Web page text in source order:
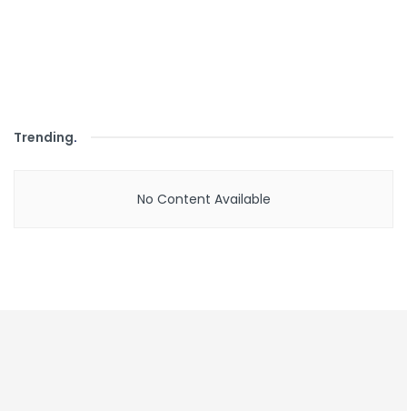
Trending.
No Content Available